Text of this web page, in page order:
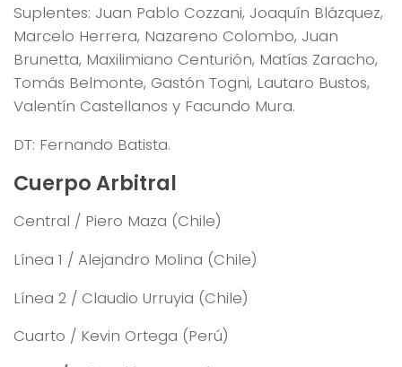
Suplentes: Juan Pablo Cozzani, Joaquín Blázquez,
Marcelo Herrera, Nazareno Colombo, Juan
Brunetta, Maxilimiano Centurión, Matías Zaracho,
Tomás Belmonte, Gastón Togni, Lautaro Bustos,
Valentín Castellanos y Facundo Mura.
DT: Fernando Batista.
Cuerpo Arbitral
Central / Piero Maza (Chile)
Línea 1 / Alejandro Molina (Chile)
Línea 2 / Claudio Urruyia (Chile)
Cuarto / Kevin Ortega (Perú)